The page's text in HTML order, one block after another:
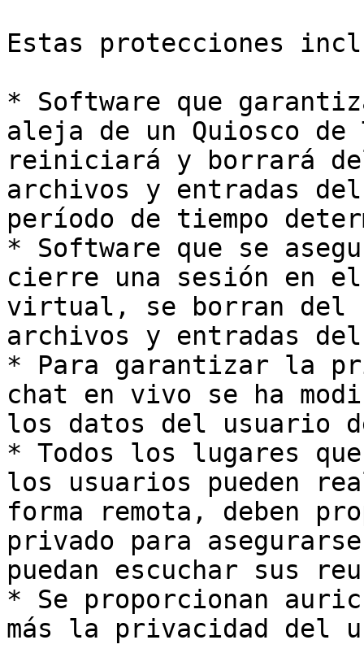
Estas protecciones
* Software que
aleja de un Quiosco
reiniciará y borrará
archivos y entradas
período de tiempo
* Software que se
cierre una sesión en
virtual, se borran del
archivos y entradas
* Para garantizar la
chat en vivo se ha
los datos del usuario
* Todos los lugares
los usuarios pueden
forma remota, deben
privado para
puedan escuchar sus
* Se proporcionan
más la privacidad del